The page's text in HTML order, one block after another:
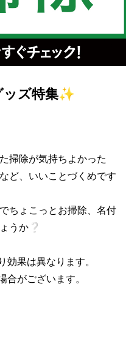
ズ特集✨
掃除が気持ちよかった
ど、いいことづくめです
ちょこっとお掃除、名付
うか❔
果は異なります。
がございます。